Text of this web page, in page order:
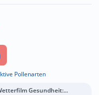
Pollenarten
Gesundheit:...